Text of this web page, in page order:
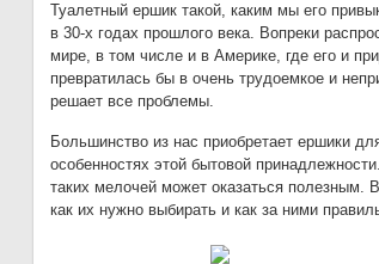
Туалетный ершик такой, каким мы его
в 30-х годах прошлого века. Вопреки
мире, в том числе и в Америке, где его и
превратилась бы в очень трудоемкое и
решает все проблемы.
Большинство из нас приобретает ершики
особенностях этой бытовой
таких мелочей может оказаться полезным.
как их нужно выбирать и как за ними